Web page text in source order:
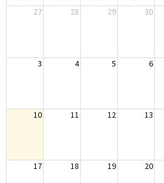
27
28 29 30
3 4 5 6
10 11 12 13
17 18 19 20